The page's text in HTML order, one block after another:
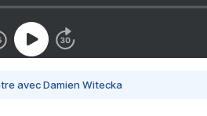
avec Damien Witecka